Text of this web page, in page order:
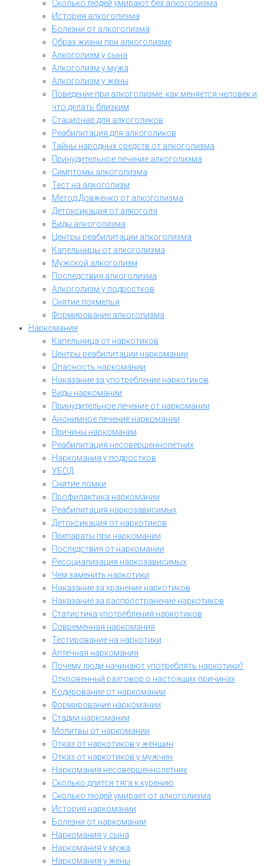
Сколько людей умирают без алкоголизма
История алкоголизма
Болезни от алкоголизма
Образ жизни при алкоголизме
Алкоголизм у сына
Алкоголизм у мужа
Алкоголизм у жены
Поведение при алкоголизме: как меняется человек и
что делать близким
Стационар для алкоголиков
Реабилитация для алкоголиков
Тайны народных средств от алкоголизма
Принудительное лечение алкоголизма
Симптомы алкоголизма
Тест на алкоголизм
Метод Довженко от алкоголизма
Детоксикация от алкоголя
Виды алкоголизма
Центры реабилитации алкоголизма
Капельницы от алкоголизма
Мужской алкоголизм
Последствия алкоголизма
Алкоголизм у подростков
Снятие похмелья
Формирование алкоголизма
Наркомания
Капельница от наркотиков
Центры реабилитации наркомании
Опасность наркомании
Наказание за употребление наркотиков
Виды наркомании
Принудительное лечение от наркомании
Анонимное лечение наркомании
Причины наркомании
Реабилитация несовершеннолетних
Наркомания у подростков
УБОД
Снятие ломки
Профилактика наркомании
Реабилитация наркозависимых
Детоксикация от наркотиков
Препараты при наркомании
Последствия от наркомании
Ресоциализация наркозависимых
Чем заменить наркотики
Наказание за хранение наркотиков
Наказание за распространение наркотиков
Статистика употребления наркотиков
Современная наркомания
Тестирование на наркотики
Аптечная наркомания
Почему люди начинают употреблять наркотики?
Откровенный разговор о настоящих причинах
Кодирование от наркомании
Формирование наркомании
Стадии наркомании
Молитвы от наркомании
Отказ от наркотиков у женщин
Отказ от наркотиков у мужчин
Наркомания несовершеннолетних
Сколько длится тяга к курению
Сколько людей умирает от алкоголизма
История наркомании
Болезни от наркомании
Наркомания у сына
Наркомания у мужа
Наркомания у жены